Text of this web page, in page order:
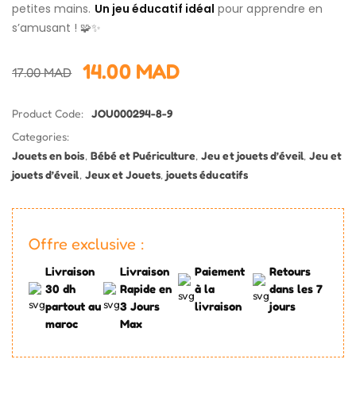
petites mains. Un jeu éducatif idéal pour apprendre en
s’amusant ! 🧩✨
17.00MAD 14.00 MAD
Product Code: JOU000294-8-9
Categories:
Jouets en bois, Bébé et Puériculture,Jeu et jouets d’éveil,Jeu et
jouets d’éveil, Jeux et Jouets,jouets éducatifs
Offre exclusive :
Livraison
30 dh
partout au
maroc
Livraison
Rapide en
3 Jours
Max
Paiement
à la
livraison
Retours
dans les 7
jours